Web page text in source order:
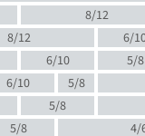
8/12
8/12
6/
6/10
5/8
6/10
5/8
5/8
5/8
4/